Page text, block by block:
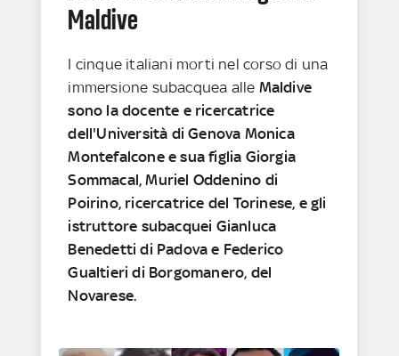
Maldive
I cinque italiani morti nel corso di una
immersione subacquea alle Maldive
sono la docente e ricercatrice
dell'Università di Genova Monica
Montefalcone e sua figlia Giorgia
Sommacal, Muriel Oddenino di
Poirino, ricercatrice del Torinese, e gli
istruttore subacquei Gianluca
Benedetti di Padova e Federico
Gualtieri di Borgomanero, del
Novarese.